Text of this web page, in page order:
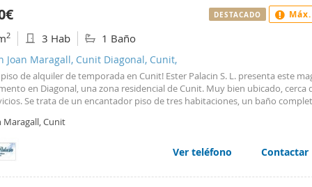
2 3 Hab 1 Baño
Joan Maragall, Cunit Diagonal, Cunit,
de alquiler de temporada en Cunit! Ester Palacin S. L. presenta este
en Diagonal, una zona residencial de Cunit. Muy bien ubicado, cerca
Se trata de un encantador piso de tres habitaciones, un baño
una plaza de garaje privada. Ideal para pasar unas fantásticas
mano en muy buen estado •Sup. Útil 85m2 •Sup. Construida 90m2
•Número registro AICAT 10489 •Número APAI 269.
Maragall, Cunit
Ver teléfono Contactar
DESTACADO